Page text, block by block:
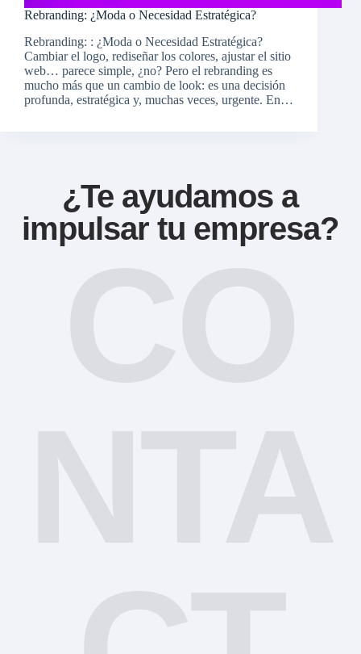
Rebranding: ¿Moda o Necesidad Estratégica?
Rebranding: : ¿Moda o Necesidad Estratégica?
Cambiar el logo, rediseñar los colores, ajustar el sitio
web… parece simple, ¿no? Pero el rebranding es
mucho más que un cambio de look: es una decisión
profunda, estratégica y, muchas veces, urgente. En…
¿Te ayudamos a
impulsar tu empresa?